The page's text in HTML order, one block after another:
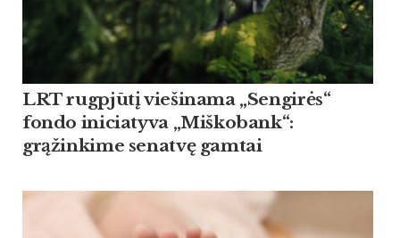
LRT rugpjūtį viešinama „Sengirės“
fondo iniciatyva „Miškobank“:
grąžinkime senatvę gamtai